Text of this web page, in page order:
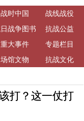
战时中国
战线战役
战争图书
馆
抗战公益
重大事件
专题栏目
场馆文物 抗战文化
打？这一仗打